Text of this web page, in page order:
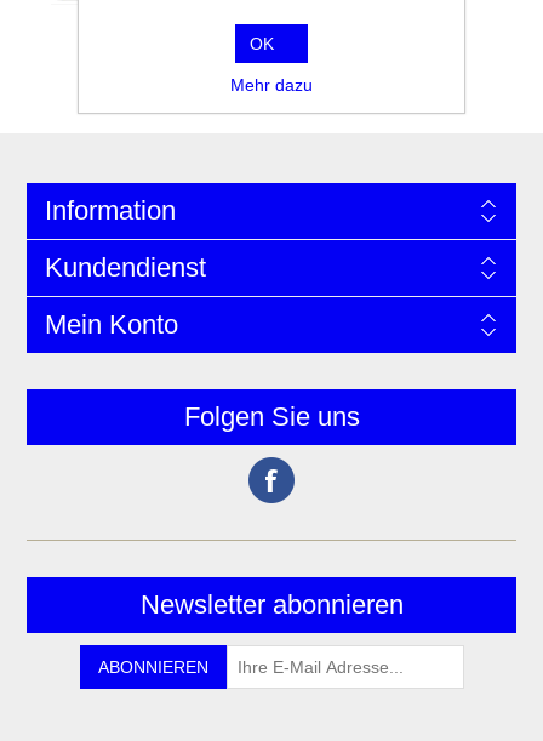
Information
Kundendienst
Mein Konto
Folgen Sie uns
Newsletter abonnieren
OK
Mehr dazu